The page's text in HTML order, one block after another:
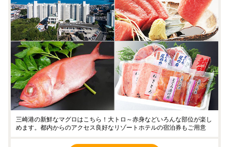
三崎港の新鮮なマグロはこちら！大トロ～赤身などいろんな部位が楽し
めます。都内からのアクセス良好なリゾートホテルの宿泊券もご用意